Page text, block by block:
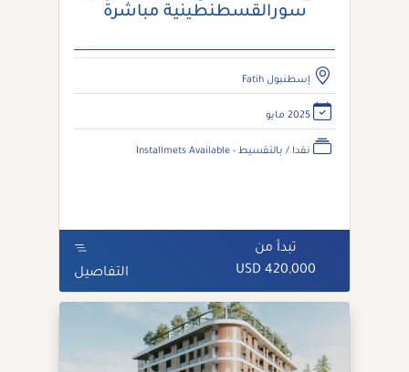
سورالقسطنطينية مباشرةً
إسطنبول Fatih
نقدا / بالتقسيط - Installmets Available
تبدأ من
420,000 USD
التفاصيل